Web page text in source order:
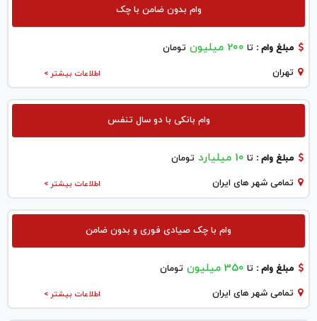
وام بدون ضامن با چک
مبلغ وام : تا 200 میلیون تومان
اطلاعات بیشتر > تهران
وام بانکی با دو سال تنفس
مبلغ وام : تا 10 میلیارد تومان
اطلاعات بیشتر > تمامی شهر های ایران
وام با چک صیادی فوری و بدون ضامن
مبلغ وام : تا 350 میلیون تومان
اطلاعات بیشتر > تمامی شهر های ایران